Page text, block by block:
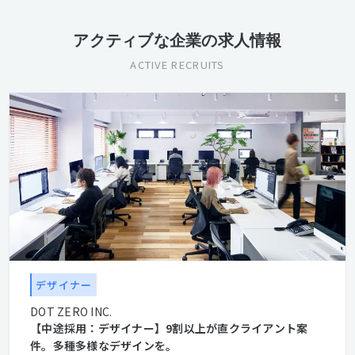
アクティブな企業の求人情報
ACTIVE RECRUITS
デザイナー
DOT ZERO INC.
【中途採用：デザイナー】9割以上が直クライアント案
件。多種多様なデザインを。